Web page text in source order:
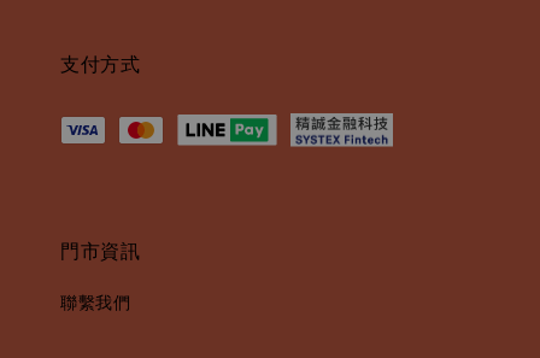
支付方式
門市資訊
聯繫我們